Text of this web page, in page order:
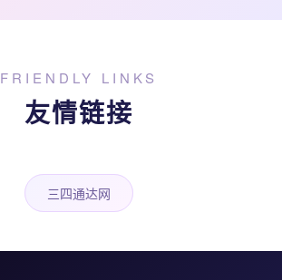
FRIENDLY LINKS
友情链接
三四通达网